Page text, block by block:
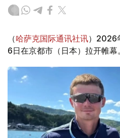
（哈萨克国际通讯社讯）2026
6日在京都市（日本）拉开帷幕。